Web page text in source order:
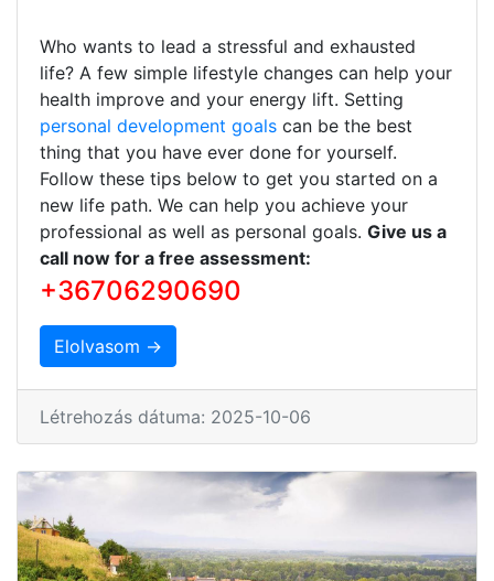
Who wants to lead a stressful and exhausted
life? A few simple lifestyle changes can help your
health improve and your energy lift. Setting
personal development goals can be the best
thing that you have ever done for yourself.
Follow these tips below to get you started on a
new life path. We can help you achieve your
professional as well as personal goals. Give us a
call now for a free assessment:
+36706290690
Elolvasom →
Létrehozás dátuma: 2025-10-06